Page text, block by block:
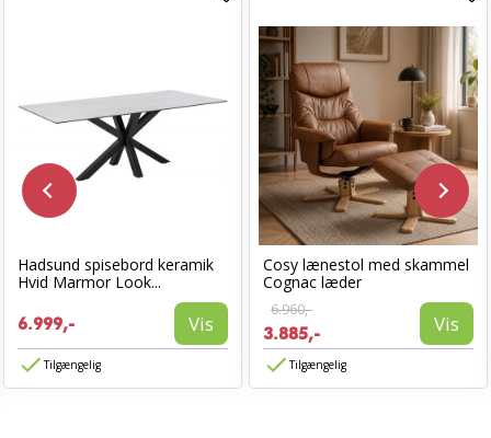
Hadsund spisebord keramik
Hvid Marmor Look...
6.999,- Vis
Tilgængelig
Cosy lænestol med skammel
Cognac læder
6.960,-
3.885,- Vis
Tilgængelig